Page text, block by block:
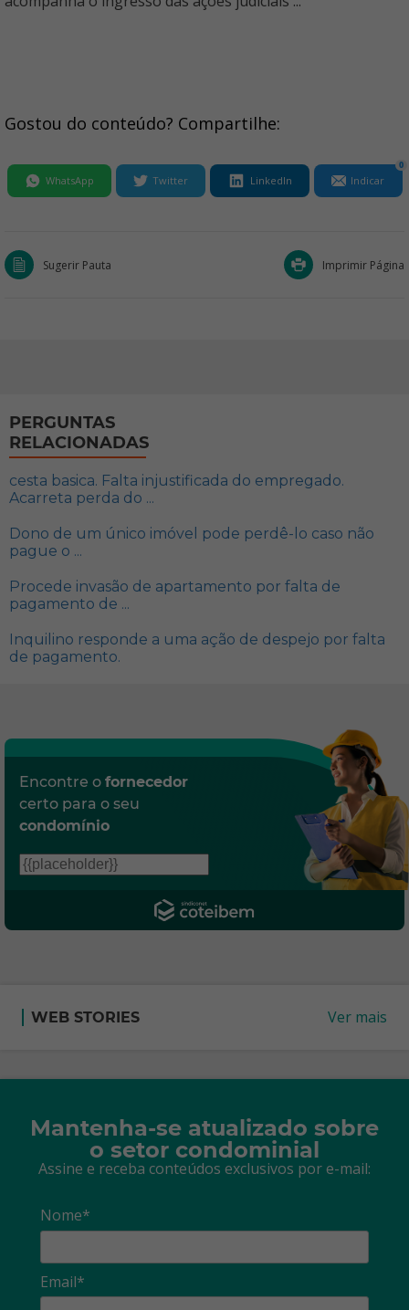
Gostou do conteúdo? Compartilhe:
WhatsApp Twitter LinkedIn Indicar
0
Sugerir Pauta Imprimir Página
PERGUNTAS
RELACIONADAS
cesta basica. Falta injustificada do empregado.
Acarreta perda do ...
Dono de um único imóvel pode perdê-lo caso não
pague o ...
Procede invasão de apartamento por falta de
pagamento de ...
Inquilino responde a uma ação de despejo por falta
de pagamento.
Encontre o fornecedor
certo para o seu
condomínio
WEB STORIES Ver mais
Mantenha-se atualizado sobre
o setor condominial
Assine e receba conteúdos exclusivos por e-mail:
Nome*
Email*